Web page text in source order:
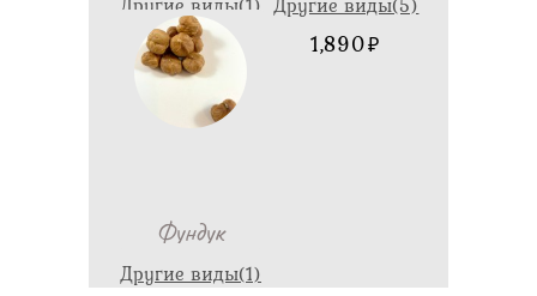
258 1,890
Фундук
Другие виды(1)